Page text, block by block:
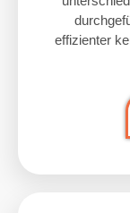
effizienter